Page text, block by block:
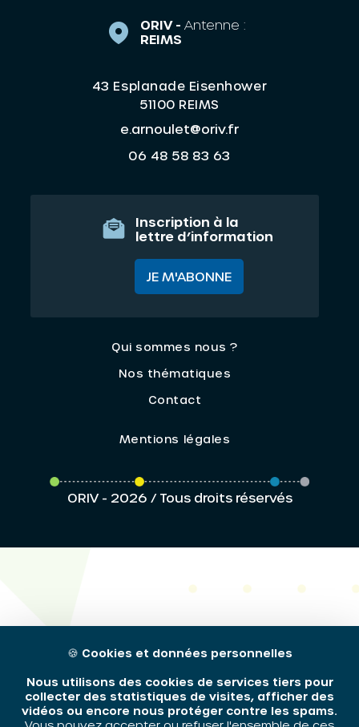
ORIV - Antenne :
REIMS
43 Esplanade Eisenhower
51100 REIMS
e.arnoulet@oriv.fr
06 48 58 83 63
Inscription à la
lettre d’information
JE M'ABONNE
Qui sommes nous ?
Nos thématiques
Contact
Mentions légales
ORIV - 2026 / Tous droits réservés
🍪 Cookies et données personnelles
Nous utilisons des cookies de services tiers pour
collecter des statistiques de visites, afficher des
vidéos ou encore nous protéger contre les spams.